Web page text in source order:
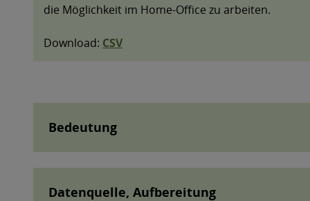
Bedeutung
Datenquelle, Aufbereitung